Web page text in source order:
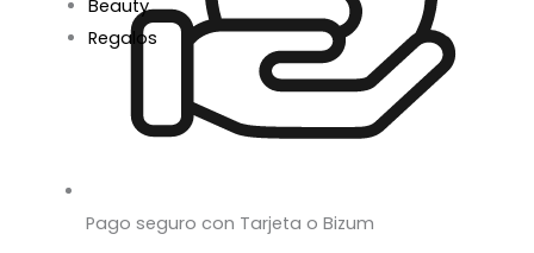
Beauty
Regalos
Pago seguro con Tarjeta o Bizum